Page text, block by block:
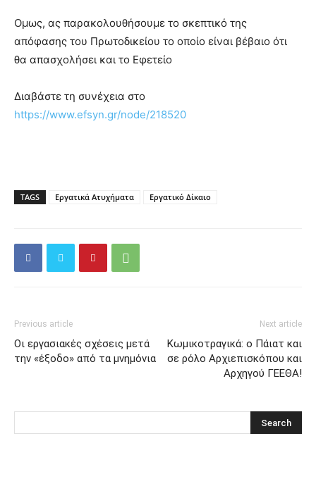
Ομως, ας παρακολουθήσουμε το σκεπτικό της
απόφασης του Πρωτοδικείου το οποίο είναι βέβαιο ότι
θα απασχολήσει και το Εφετείο
Διαβάστε τη συνέχεια στο
https://www.efsyn.gr/node/218520
TAGS Εργατικά Ατυχήματα Εργατικό Δίκαιο
Previous article
Οι εργασιακές σχέσεις μετά
την «έξοδο» από τα μνημόνια
Next article
Κωμικοτραγικά: ο Πάιατ και
σε ρόλο Αρχιεπισκόπου και
Αρχηγού ΓΕΕΘΑ!